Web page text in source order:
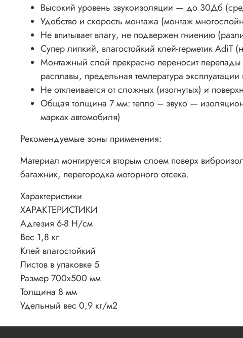
Высокий уровень звукоизоляции — до 30Дб
Удобство и скорость монтажа (монтаж
Не впитывает влагу, не подвержен гниению
Супер липкий, влагостойкий клей-герметик
Монтажный слой прекрасно переносит
расплавы, предельная температура
Не отклеивается от сложных (изогнутых) и
Общая толщина 7 мм: тепло – звуко —
марках автомобиля)
Рекомендуемые зоны применения:
Материал монтируется вторым слоем поверх
багажник, перегородка моторного отсека.
Характеристики
ХАРАКТЕРИСТИКИ
Адгезия 6-8 Н/см
Вес 1,8 кг
Клей влагостойкий
Листов в упаковке 5
Размер 700х500 мм
Толщина 8 мм
Удельный вес 0,9 кг/м2